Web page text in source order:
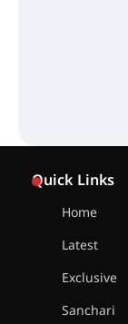
Quick Links
Home
Latest
Exclusive
Sanchari